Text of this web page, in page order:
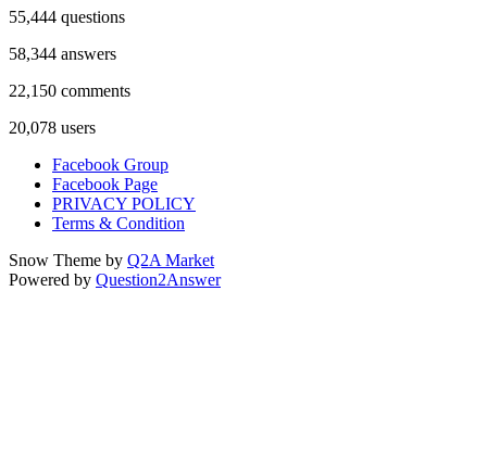
55,444 questions
58,344 answers
22,150 comments
20,078 users
Facebook Group
Facebook Page
PRIVACY POLICY
Terms & Condition
Snow Theme by Q2A Market
Powered by Question2Answer